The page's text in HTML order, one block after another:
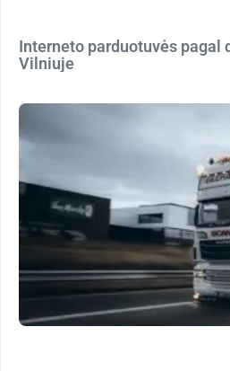
Interneto parduotuvės pagal
Vilniuje